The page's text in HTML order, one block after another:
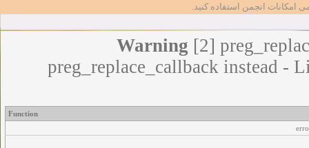
امکانات انجمن استفاده کنید.
Warning [2]
preg_replace_callback instead -
Function